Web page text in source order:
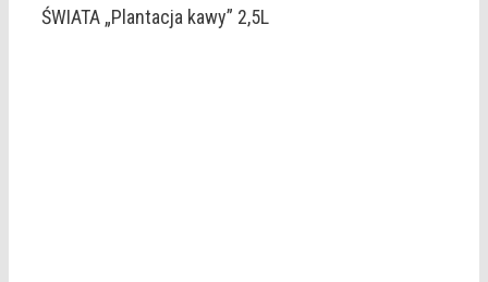
ŚWIATA „Plantacja kawy” 2,5L